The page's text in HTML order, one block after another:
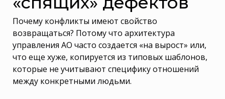
Почему конфликты имеют свойство
возвращаться? Потому что архитектура
управления АО часто создается «на вырост» или,
что еще хуже, копируется из типовых шаблонов,
которые не учитывают специфику отношений
между конкретными людьми.